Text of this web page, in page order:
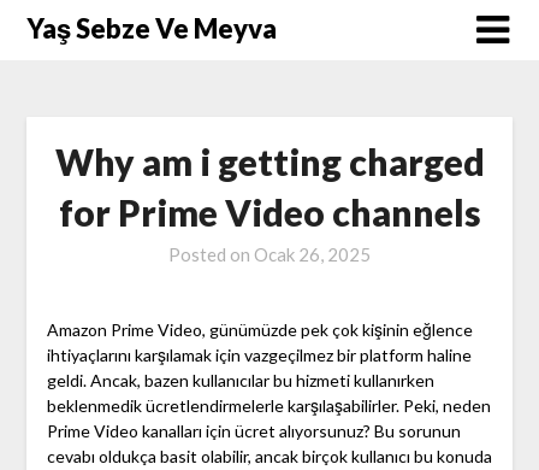
SkipYaş Sebze Ve Meyva
Why am i getting charged
for Prime Video channels
Posted on Ocak 26, 2025
Amazon Prime Video, günümüzde pek çok kişinin eğlence
ihtiyaçlarını karşılamak için vazgeçilmez bir platform haline
geldi. Ancak, bazen kullanıcılar bu hizmeti kullanırken
beklenmedik ücretlendirmelerle karşılaşabilirler. Peki, neden
Prime Video kanalları için ücret alıyorsunuz? Bu sorunun
cevabı oldukça basit olabilir, ancak birçok kullanıcı bu konuda